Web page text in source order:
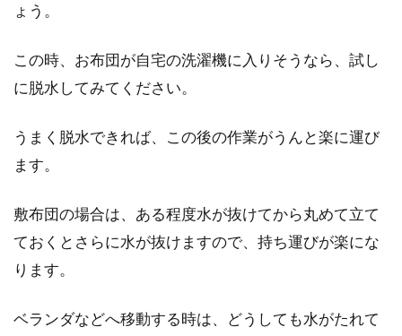
ょう。
この時、お布団が自宅の洗濯機に入りそうなら、試し
に脱水してみてください。
うまく脱水できれば、この後の作業がうんと楽に運び
ます。
敷布団の場合は、ある程度水が抜けてから丸めて立て
ておくとさらに水が抜けますので、持ち運びが楽にな
ります。
ベランダなどへ移動する時は、どうしても水がたれて